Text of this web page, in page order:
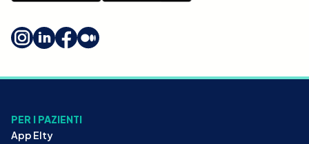
PER I PAZIENTI
App Elty